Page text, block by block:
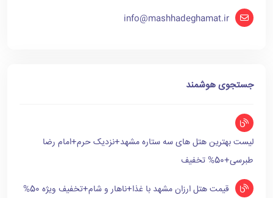
info@mashhadeghamat.ir
جستجوی هوشمند
لیست بهترین هتل های سه ستاره مشهد+نزدیک حرم+امام رضا
طبرسی+50% تخفیف
قیمت هتل ارزان مشهد با غذا+ناهار و شام+تخفیف ویژه 50%